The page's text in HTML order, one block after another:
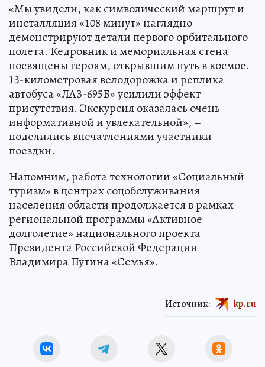
«Мы увидели, как символический маршрут и
инсталляция «108 минут» наглядно
демонстрируют детали первого орбитального
полета. Кедровник и мемориальная стена
посвящены героям, открывшим путь в космос.
13-километровая велодорожка и реплика
автобуса «ЛАЗ-695Б» усилили эффект
присутствия. Экскурсия оказалась очень
информативной и увлекательной», –
поделились впечатлениями участники
поездки.
Напомним, работа технологии «Социальный
туризм» в центрах соцобслуживания
населения области продолжается в рамках
региональной программы «Активное
долголетие» национального проекта
Президента Российской Федерации
Владимира Путина «Семья».
Источник: kp.ru